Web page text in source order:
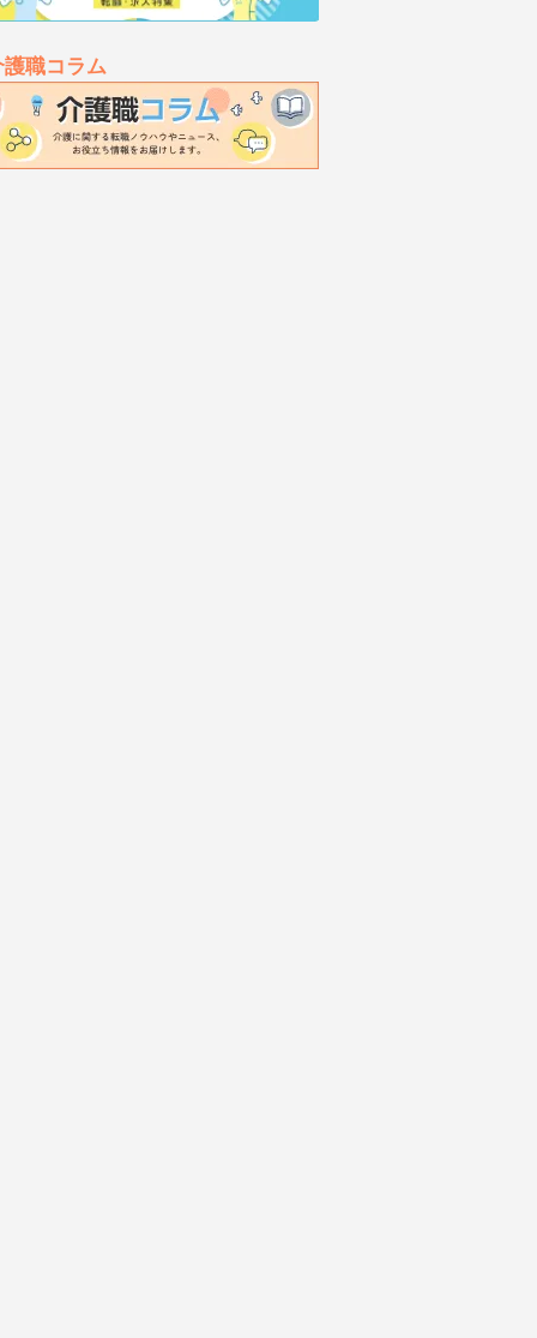
護職コラム